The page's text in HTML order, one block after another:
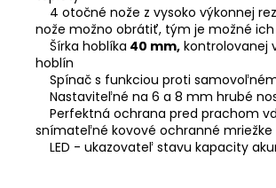
4 otočné nože z vysoko výkonnej
nože možno obrátiť, tým je možné ich
Šírka hoblíka 40 mm, kontrolovanej
hoblín
Spínač s funkciou proti
Nastaviteľné na 6 a 8 mm hrubé
Perfektná ochrana pred prachom
snímateľné kovové ochranné mriežke
LED - ukazovateľ stavu kapacity